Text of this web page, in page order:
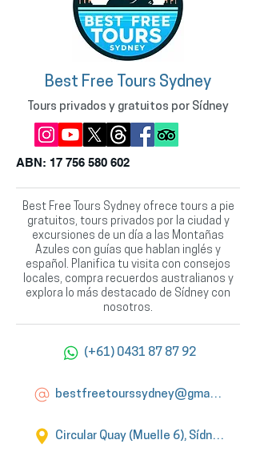
Best Free Tours Sydney
Tours privados y gratuitos por Sídney
ABN: 17 756 580 602
Best Free Tours Sydney ofrece tours a pie
gratuitos, tours privados por la ciudad y
excursiones de un día a las Montañas
Azules con guías que hablan inglés y
español. Planifica tu visita con consejos
locales, compra recuerdos australianos y
explora lo más destacado de Sídney con
nosotros.
(+61) 0431 87 87 92
bestfreetourssydney@gmail.com
Circular Quay (Muelle 6), Sídney